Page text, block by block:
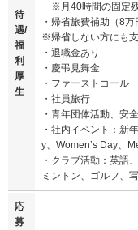
待
遇/
福
利
厚
生
※月40時間の固定
・帰省旅費補助（8
※帰省しない方にも支
・退職金あり
・慶弔見舞金
・ファーストコール
・社員旅行
・青年団体活動、安
・社内イベント：新
y、Women’s Day、
・クラブ活動：英語
ミントン、ゴルフ、
応
募